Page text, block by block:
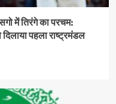
में तिरंगे का परचम:
पहला राष्ट्रमंडल